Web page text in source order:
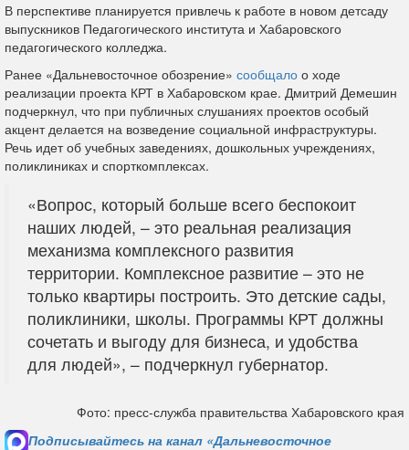
В перспективе планируется привлечь к работе в новом детсаду
выпускников Педагогического института и Хабаровского
педагогического колледжа.
Ранее «Дальневосточное обозрение» сообщало о ходе
реализации проекта КРТ в Хабаровском крае. Дмитрий Демешин
подчеркнул, что при публичных слушаниях проектов особый
акцент делается на возведение социальной инфраструктуры.
Речь идет об учебных заведениях, дошкольных учреждениях,
поликлиниках и спорткомплексах.
«Вопрос, который больше всего беспокоит
наших людей, – это реальная реализация
механизма комплексного развития
территории. Комплексное развитие – это не
только квартиры построить. Это детские сады,
поликлиники, школы. Программы КРТ должны
сочетать и выгоду для бизнеса, и удобства
для людей», – подчеркнул губернатор.
Фото: пресс-служба правительства Хабаровского края
Подписывайтесь на канал «Дальневосточное